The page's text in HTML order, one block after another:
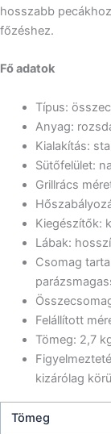
hosszabb
főzéshez.
Fő adatok
Típus:
Anyag:
Kialakítás:
Sütőfelület:
Grillrács
Kiegészítők:
Lábak:
Csomag
Felállított
Tömeg: 2,7
kizárólag
Tömeg